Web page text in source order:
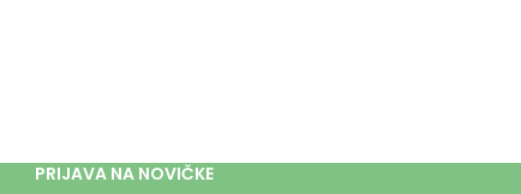
PRIJAVA NA NOVIČKE